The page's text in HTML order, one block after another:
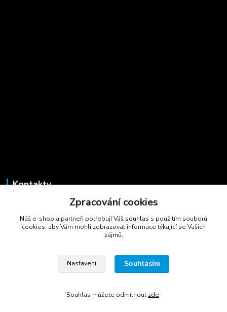
Kontakty
+420 723 725 881
(Po-Pá, 8-16 hod.)
Zpracování cookies
Náš e-shop a partneři potřebují Váš souhlas s použitím souborů
cookies, aby Vám mohli zobrazovat informace týkající se Vašich
zájmů.
Nastavení Souhlasím
Souhlas můžete odmítnout zde.